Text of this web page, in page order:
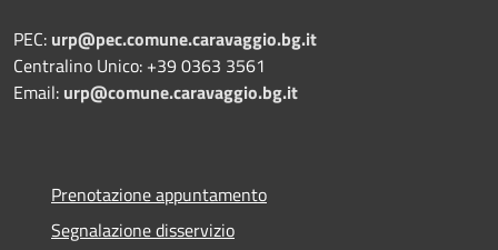
PEC: urp@pec.comune.caravaggio.bg.it
Centralino Unico: +39 0363 3561
Email: urp@comune.caravaggio.bg.it
Prenotazione appuntamento
Segnalazione disservizio